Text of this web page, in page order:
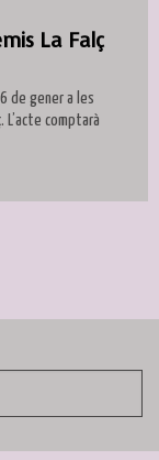
La Falç
de gener a les
L’acte comptarà